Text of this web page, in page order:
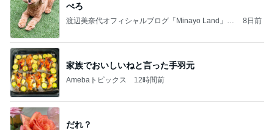
ぺろ
渡辺美奈代オフィシャルブログ「Minayo Land」P
8日前
家族でおいしいねと言った手羽元
Amebaトピックス 12時間前
だれ？